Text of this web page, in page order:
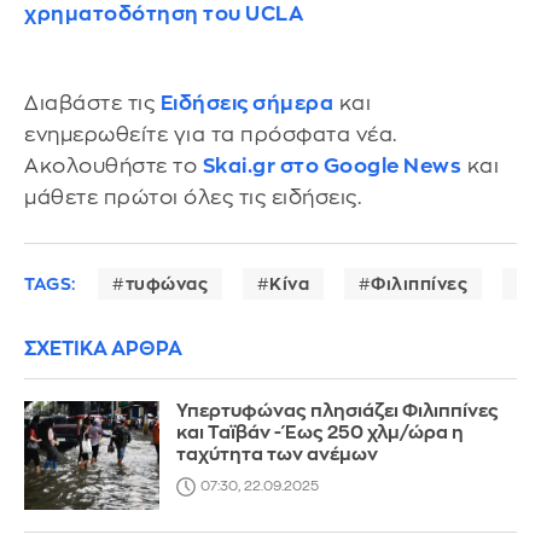
χρηματοδότηση του UCLA
Διαβάστε τις Ειδήσεις σήμερα και
ενημερωθείτε για τα πρόσφατα νέα.
Ακολουθήστε το Skai.gr στο Google News και
μάθετε πρώτοι όλες τις ειδήσεις.
TAGS: τυφώνας Κίνα Φιλιππίνες
ΣΧΕΤΙΚΑ ΑΡΘΡΑ
Υπερτυφώνας πλησιάζει Φιλιππίνες
και Ταϊβάν - Έως 250 χλμ/ώρα η
ταχύτητα των ανέμων
07:30, 22.09.2025